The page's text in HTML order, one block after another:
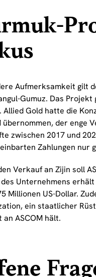
Aufmerksamkeit gilt
Gumuz. Das
Allied Gold hatte die
übernommen, der enge
zwischen 2017 und
Zahlungen nur
Verkauf an Zijin soll
Unternehmens
Millionen US-Dollar.
ein staatlicher
an ASCOM hält.